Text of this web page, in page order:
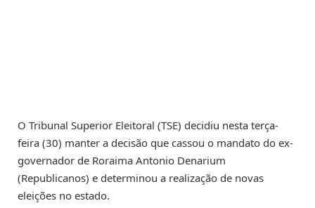
O Tribunal Superior Eleitoral (TSE) decidiu nesta terça-
feira (30) manter a decisão que cassou o mandato do ex-
governador de Roraima Antonio Denarium
(Republicanos) e determinou a realização de novas
eleições no estado.